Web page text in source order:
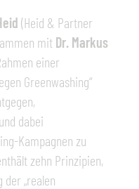
(Heid & Partner
mit Dr. Markus
einer
Greenwashing“
dabei
Kampagnen zu
zehn Prinzipien,
„realen